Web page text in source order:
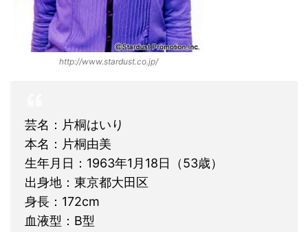
http://www.stardust.co.jp/
芸名：片桐はいり
本名：片桐由美
生年月日：1963年1月18日（53歳）
出身地：東京都大田区
身長：172cm
血液型：B型